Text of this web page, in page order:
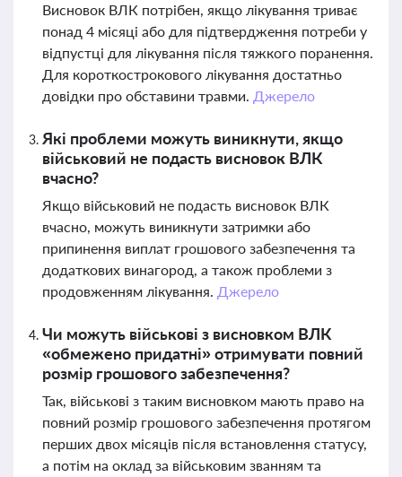
Висновок ВЛК потрібен, якщо лікування триває
понад 4 місяці або для підтвердження потреби у
відпустці для лікування після тяжкого поранення.
Для короткострокового лікування достатньо
довідки про обставини травми. Джерело
Які проблеми можуть виникнути, якщо
військовий не подасть висновок ВЛК
вчасно?
Якщо військовий не подасть висновок ВЛК
вчасно, можуть виникнути затримки або
припинення виплат грошового забезпечення та
додаткових винагород, а також проблеми з
продовженням лікування. Джерело
Чи можуть військові з висновком ВЛК
«обмежено придатні» отримувати повний
розмір грошового забезпечення?
Так, військові з таким висновком мають право на
повний розмір грошового забезпечення протягом
перших двох місяців після встановлення статусу,
а потім на оклад за військовим званням та